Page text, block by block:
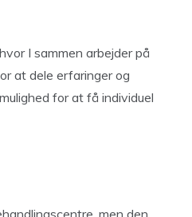
I sammen arbejder på
at dele erfaringer og
for at få individuel
men den